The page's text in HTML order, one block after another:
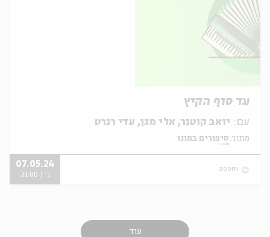
עד סוף הקיץ
עם:
מתוך: סיפורים במונו
zoom
07.05.24
ג' | 21:00
עוד